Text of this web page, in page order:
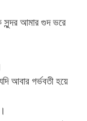
সুন্দর আমার গুদ ভরে
আবার গর্ভবতী হয়ে